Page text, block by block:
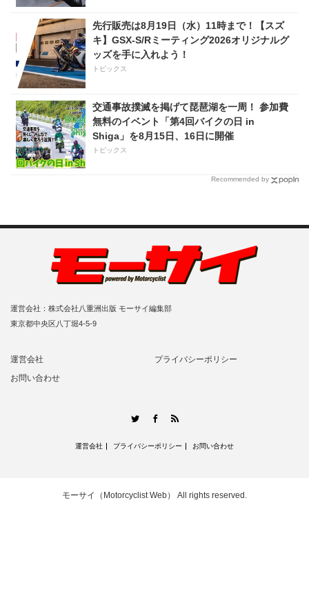
先行販売は8月19日（水）11時まで！【スズ
キ】GSX-S/Rミーティング2026オリジナルグ
ッズを手に入れよう！
トピックス
交通事故撲滅を掲げて琵琶湖を一周！ 参加費
無料のイベント「第4回バイクの日 in
Shiga」を8月15日、16日に開催
トピックス
Recommended by
運営会社：株式会社八重洲出版 モーサイ編集部
東京都中央区八丁堀4-5-9
運営会社
プライバシーポリシー
お問い合わせ
TwitterFacebook
運営会社 プライバシーポリシー お問い合わせ
モーサイ（Motorcyclist Web） All rights reserved.